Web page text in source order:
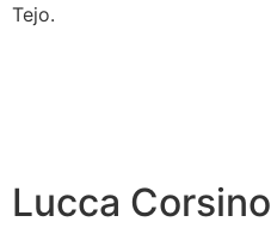
Tejo.
Lucca Corsino